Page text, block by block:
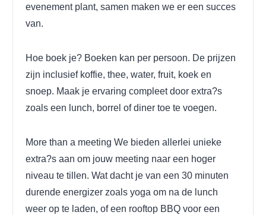
evenement plant, samen maken we er een succes
van.
Hoe boek je? Boeken kan per persoon. De prijzen
zijn inclusief koffie, thee, water, fruit, koek en
snoep. Maak je ervaring compleet door extra?s
zoals een lunch, borrel of diner toe te voegen.
More than a meeting We bieden allerlei unieke
extra?s aan om jouw meeting naar een hoger
niveau te tillen. Wat dacht je van een 30 minuten
durende energizer zoals yoga om na de lunch
weer op te laden, of een rooftop BBQ voor een